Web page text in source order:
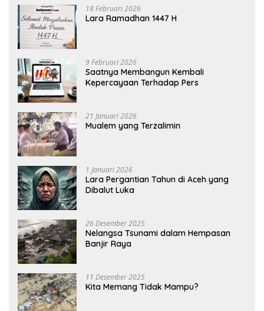
18 Februari 2026
Lara Ramadhan 1447 H
9 Februari 2026
Saatnya Membangun Kembali
Kepercayaan Terhadap Pers
21 Januari 2026
Mualem yang Terzalimin
1 Januari 2026
Lara Pergantian Tahun di Aceh yang
Dibalut Luka
26 Desember 2025
Nelangsa Tsunami dalam Hempasan
Banjir Raya
11 Desember 2025
Kita Memang Tidak Mampu?